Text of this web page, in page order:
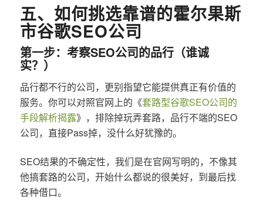
五、如何挑选靠谱的霍尔果斯
市谷歌SEO公司
第一步：考察SEO公司的品行（谁诚
实？）
品行都不行的公司，更别指望它能提供真正有价值的
服务。你可以对照官网上的《套路型谷歌SEO公司的
手段解析揭露》，排除掉玩弄套路，品行不端的SEO
公司，直接Pass掉，没什么好犹豫的。
SEO结果的不确定性，我们是在官网写明的，不像其
他搞套路的公司，开始什么都说的很美好，到最后找
各种借口。